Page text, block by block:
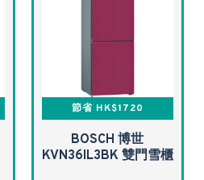
節省 HK$1720
BOSCH 博世
KVN36IL3BK 雙門雪櫃